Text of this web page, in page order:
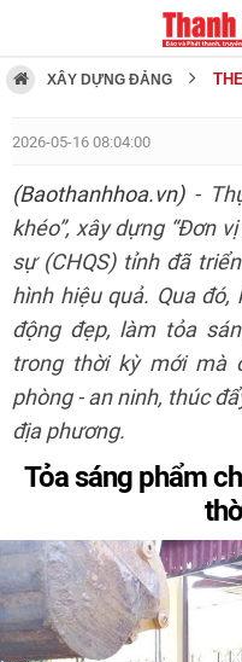
XÂY DỰNG ĐẢNG
2026-05-16 08:04:00
(Baothanhhoa.vn)-
khéo”, xây dựng “Đơn
sự (CHQS) tỉnh đã
hình hiệu quả. Qua
động đẹp, làm tỏa
trong thời kỳ mới mà
phòng - an ninh, thúc
địa phương.
Tỏa sáng phẩm